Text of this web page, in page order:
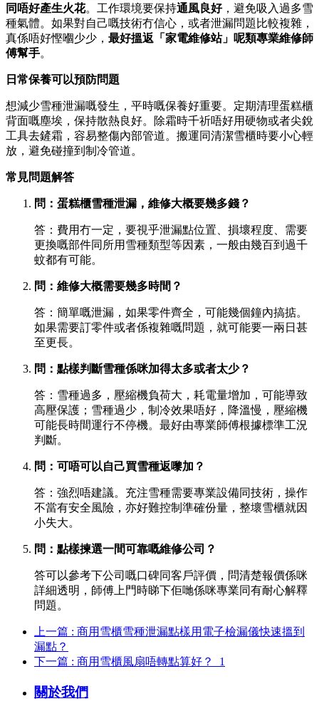
同唔好產生火花。工作環境要保持通風良好，避免吸入過多雪
種氣體。如果對自己嘅技術冇信心，或者泄漏問題比較複雜，
真係唔好慳嗰少少， 最好搵返「家電維修站」呢類專業維修師
傅幫手。
日常保養可以預防問題
想減少雪種泄漏嘅發生，平時嘅保養好重要。定期清理蛋糕櫃
背面嘅塵埃，保持散熱良好。除霜時千祈唔好用硬物或者尖銳
工具去鏟霜，容易整傷內部管道。搬運同清潔雪櫃時要小心輕
放，避免碰撞到制冷管道。
常見問題解答
問：蛋糕櫃雪種泄漏，維修大概要幾多錢？
答：費用冇一定，要視乎泄漏點位置、損壞程度、需要
更換嘅部件同所用雪種類型等因素，一般由幾百到過千
蚊都有可能。
問：維修大概需要幾多時間？
答：簡單嘅泄漏，如果零件齊全，可能幾個鐘內搞掂。
如果需要訂零件或者係複雜嘅問題，就可能要一兩日甚
至更長。
問：點樣判斷雪種係咪加得太多或者太少？
答：雪種過多，壓縮機負荷大，耗電量增加，可能導致
高壓保護；雪種過少，制冷效果唔好，降溫慢，壓縮機
可能長時間運行不停機。最好由專業師傅根據標準工況
判斷。
問：可唔可以自己買雪種返嚟加？
答：強烈唔建議。充注雪種需要專業設備同技術，操作
不當有安全風險，亦好難控制準確份量，整壞雪櫃就因
小失大。
問：點樣揀選一間可靠嘅維修公司？
答可以參考下公司嘅口碑同客戶評價，問清楚報價係咪
詳細透明，師傅上門時睇下佢哋係咪專業同有耐心解釋
問題。
上一篇 : 商用雪櫃雪種泄漏點樣用電子檢漏儀快速搵到
漏點？
下一篇 : 商用雪櫃風扇唔轉點算好？_1
關於我們